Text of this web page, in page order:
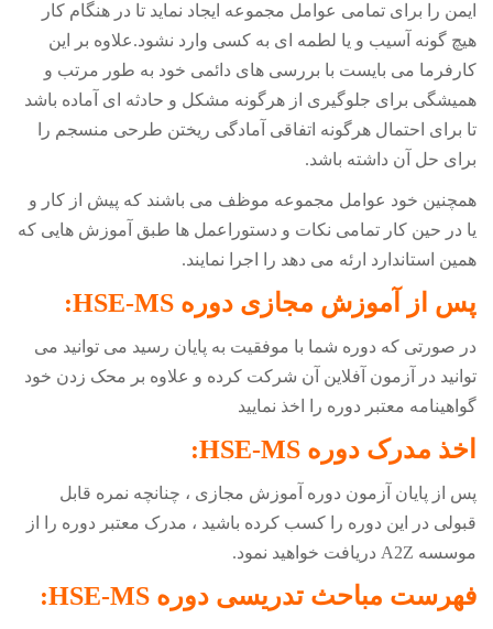
ایمن را برای تمامی عوامل مجموعه ایجاد نماید تا در هنگام کار
هیچ گونه آسیب و یا لطمه ای به کسی وارد نشود.علاوه بر این
کارفرما می بایست با بررسی های دائمی خود به طور مرتب و
همیشگی برای جلوگیری از هرگونه مشکل و حادثه ای آماده باشد
تا برای احتمال هرگونه اتفاقی آمادگی ریختن طرحی منسجم را
برای حل آن داشته باشد.
همچنین خود عوامل مجموعه موظف می باشند که پیش از کار و
یا در حین کار تمامی نکات و دستوراعمل ها طبق آموزش هایی که
همین استاندارد ارئه می دهد را اجرا نمایند.
پس از آموزش مجازی دوره HSE-MS
:
در صورتی که دوره شما با موفقیت به پایان رسید می توانید می
توانید در آزمون آفلاین آن شرکت کرده و علاوه بر محک زدن خود
گواهینامه معتبر دوره را اخذ نمایید
اخذ مدرک دوره HSE-MS
:
پس از پایان آزمون دوره آموزش مجازی ، چنانچه نمره قابل
قبولی در این دوره را کسب کرده باشید ، مدرک معتبر دوره را از
موسسه A2Z دریافت خواهید نمود.
فهرست مباحث تدریسی دوره HSE-MS
: